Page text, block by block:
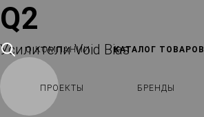
О КОМПАНИИ КАТАЛОГ ТОВАРОВ
ПРОЕКТЫ БРЕНДЫ
Q2
Усилители Void Bias